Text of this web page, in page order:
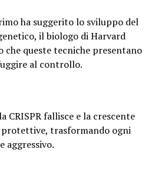
ha suggerito lo sviluppo del
il biologo di Harvard
che queste tecniche presentano
al controllo.
CRISPR fallisce e la crescente
trasformando ogni
aggressivo.